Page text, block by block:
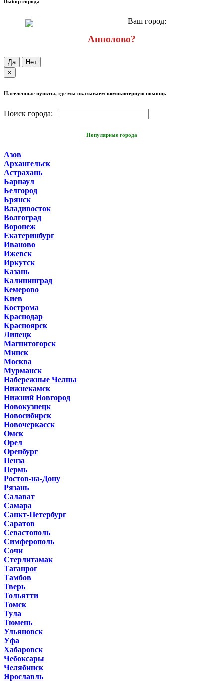
Выбор города
Ваш город:
Аннолово?
Да
Нет
×
Населенные пункты, где мы оказываем компьютерную помощь
Поиск города:
Популярные города
Азов
Архангельск
Астрахань
Барнаул
Белгород
Брянск
Владивосток
Волгоград
Воронеж
Екатеринбург
Иваново
Ижевск
Иркутск
Казань
Калининград
Кемерово
Киев
Кострома
Краснодар
Красноярск
Липецк
Магнитогорск
Минск
Москва
Мурманск
Набережные Челны
Нижнекамск
Нижний Новгород
Новокузнецк
Новосибирск
Новочеркасск
Омск
Орел
Оренбург
Пенза
Пермь
Ростов-на-Дону
Рязань
Салават
Самара
Санкт-Петербург
Саратов
Севастополь
Симферополь
Сочи
Стерлитамак
Таганрог
Тамбов
Тверь
Тольятти
Томск
Тула
Тюмень
Ульяновск
Уфа
Хабаровск
Чебоксары
Челябинск
Ярославль